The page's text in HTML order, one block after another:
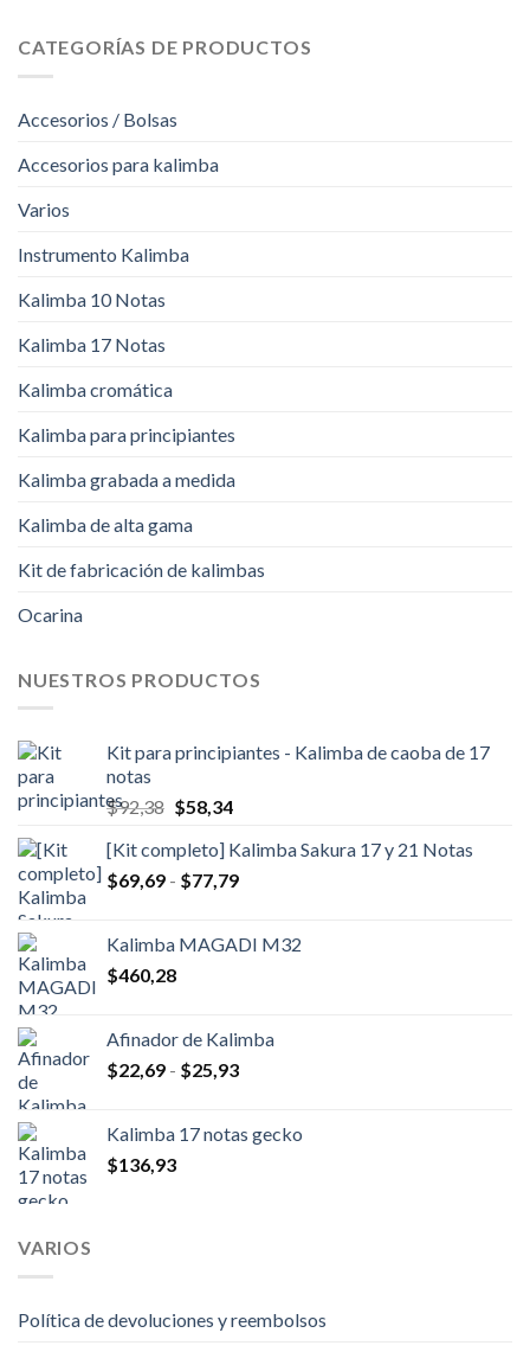
CATEGORÍAS DE PRODUCTOS
Accesorios / Bolsas
Accesorios para kalimba
Varios
Instrumento Kalimba
Kalimba 10 Notas
Kalimba 17 Notas
Kalimba cromática
Kalimba para principiantes
Kalimba grabada a medida
Kalimba de alta gama
Kit de fabricación de kalimbas
Ocarina
NUESTROS PRODUCTOS
Kit para principiantes - Kalimba de caoba de 17
notas
$92,38 El
original
era:
$58,34El
actual
es:
[Kit completo] Kalimba Sakura 17 y 21 Notas
$69,69 - $77,79Rango
desde
$77,79
Kalimba MAGADI M32
$460,28
Afinador de Kalimba
$22,69 - $25,93Rango
desde
Kalimba 17 notas gecko
$136,93
VARIOS
Política de devoluciones y reembolsos